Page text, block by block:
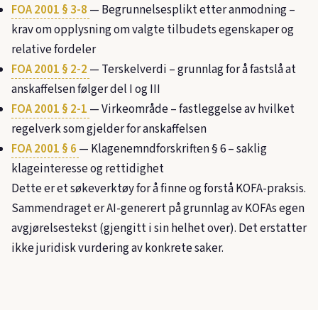
FOA 2001 § 3-8 — Begrunnelsesplikt etter anmodning –
krav om opplysning om valgte tilbudets egenskaper og
relative fordeler
FOA 2001 § 2-2 — Terskelverdi – grunnlag for å fastslå at
anskaffelsen følger del I og III
FOA 2001 § 2-1 — Virkeområde – fastleggelse av hvilket
regelverk som gjelder for anskaffelsen
FOA 2001 § 6 — Klagenemndforskriften § 6 – saklig
klageinteresse og rettidighet
Dette er et søkeverktøy for å finne og forstå KOFA-praksis.
Sammendraget er AI-generert på grunnlag av KOFAs egen
avgjørelsestekst (gjengitt i sin helhet over). Det erstatter
ikke juridisk vurdering av konkrete saker.